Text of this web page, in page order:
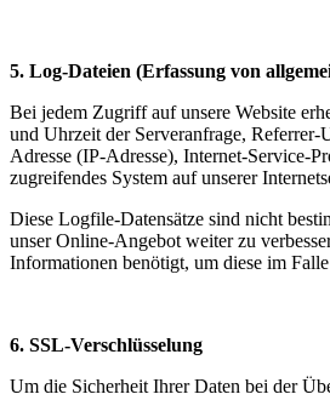
5. Log-Dateien (Erfassung von
Bei jedem Zugriff auf unsere Website
und Uhrzeit der Serveranfrage,
Adresse (IP-Adresse), Internet-Service-
zugreifendes System auf unserer
Diese Logfile-Datensätze sind nicht
unser Online-Angebot weiter zu
Informationen benötigt, um diese im
6. SSL-Verschlüsselung
Um die Sicherheit Ihrer Daten bei der